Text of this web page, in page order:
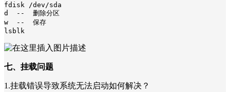
fdisk /dev/sda
d  --  删除分区
w  --  保存
lsblk
七、挂载问题
1.挂载错误导致系统无法启动如何解决？